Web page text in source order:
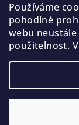
Používáme
pohodlné
webu
použitelnost.
Facebook